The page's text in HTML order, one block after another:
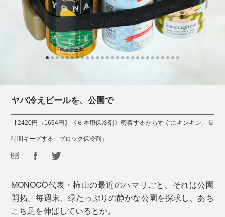
ヤバ冷えビールを、公園で
【2420円→1694円】《６本用保冷剤》密着するからすぐにキンキン、長
時間キープする「ブロック保冷剤」
MONOCO代表・柿山の最近のハマリごと、それは公園
開拓。毎週末、緑たっぷりの静かな公園を探求し、あち
こち足を伸ばしているとか。